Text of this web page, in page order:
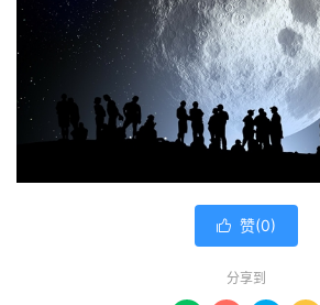
 赞(0)
分享到